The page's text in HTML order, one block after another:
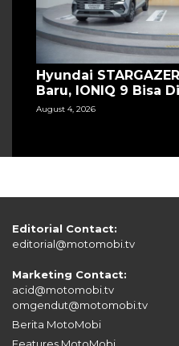
Hyundai
Baru, IONIQ 9 Bisa
August 4, 2026
Editorial Contact:
editorial@motomobi.tv
Marketing Contact:
acid@motomobi.tv
omgendut@motomobi.tv
Berita MotoMobi